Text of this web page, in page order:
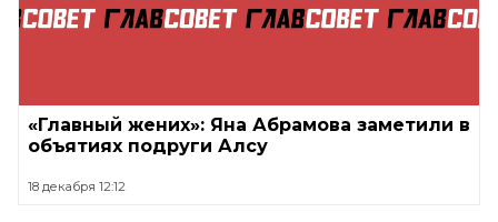
«Главный жених»: Яна Абрамова заметили в
объятиях подруги Алсу
18 декабря 12:12